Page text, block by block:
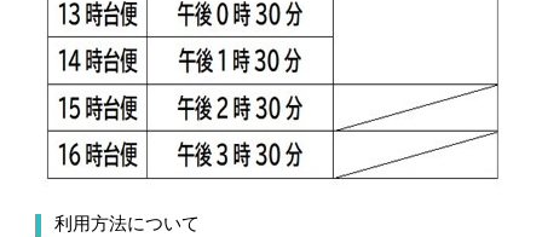
利用方法について